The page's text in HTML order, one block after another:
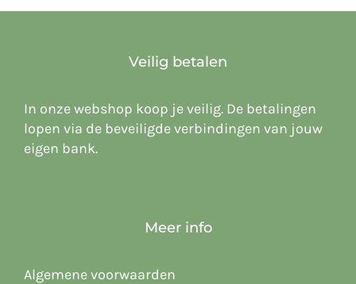
Veilig betalen
In onze webshop koop je veilig. De betalingen
lopen via de beveiligde verbindingen van jouw
eigen bank.
Meer info
Algemene voorwaarden